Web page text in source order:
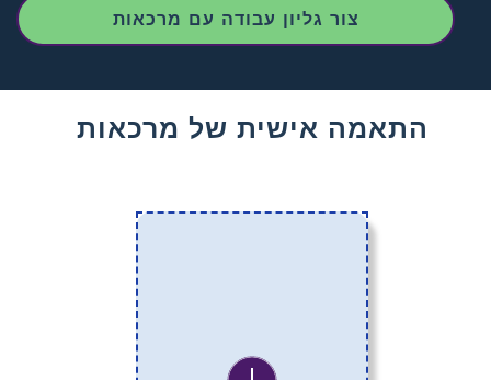
צור גליון עבודה עם מרכאות
התאמה אישית של מרכאות